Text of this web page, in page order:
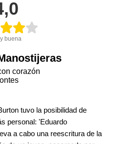
buena
corazón
tuvo la posibilidad de
personal: 'Eduardo
a cabo una reescritura de la